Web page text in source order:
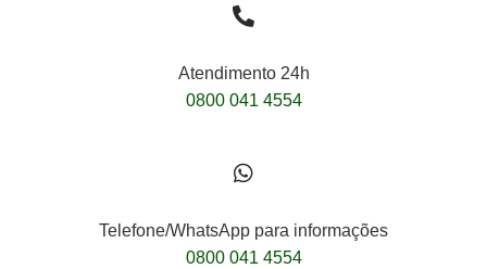
Atendimento 24h
0800 041 4554
Telefone/WhatsApp para informações
0800 041 4554